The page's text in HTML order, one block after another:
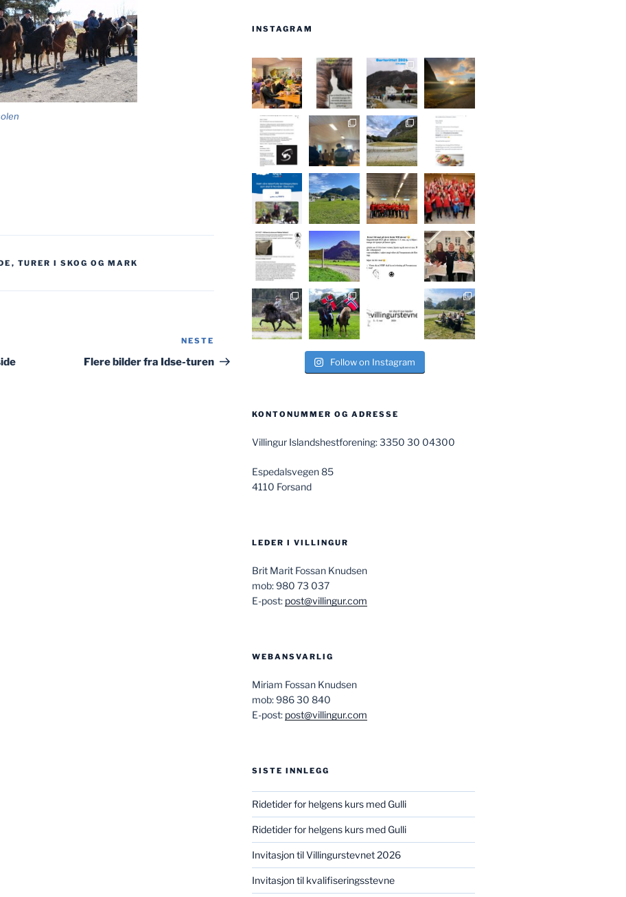
, TURER I SKOG OG MARK
innlegg
NESTE
Flere bilder fra Idse-turen
INSTAGRAM
Follow on Instagram
KONTONUMMER OG ADRESSE
Villingur Islandshestforening: 3350 30 04300
Espedalsvegen 85
4110 Forsand
LEDER I VILLINGUR
Brit Marit Fossan Knudsen
mob: 980 73 037
E-post: post@villingur.com
WEBANSVARLIG
Miriam Fossan Knudsen
mob: 986 30 840
E-post: post@villingur.com
SISTE INNLEGG
Ridetider for helgens kurs med Gulli
Ridetider for helgens kurs med Gulli
Invitasjon til Villingurstevnet 2026
Invitasjon til kvalifiseringsstevne